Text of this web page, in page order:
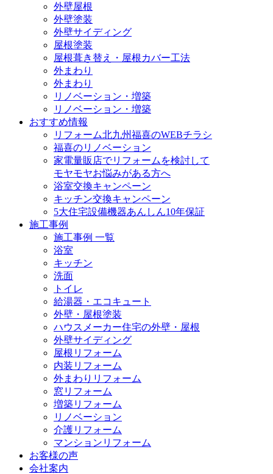
外壁屋根
外壁塗装
外壁サイディング
屋根塗装
屋根葺き替え・屋根カバー工法
外まわり
外まわり
リノベーション・増築
リノベーション・増築
おすすめ情報
リフォーム北九州福喜のWEBチラシ
福喜のリノベーション
家電量販店でリフォームを検討して
モヤモヤお悩みがある方へ
浴室交換キャンペーン
キッチン交換キャンペーン
5大住宅設備機器あんしん10年保証
施工事例
施工事例 一覧
浴室
キッチン
洗面
トイレ
給湯器・エコキュート
外壁・屋根塗装
ハウスメーカー住宅の外壁・屋根
外壁サイディング
屋根リフォーム
内装リフォーム
外まわりリフォーム
窓リフォーム
増築リフォーム
リノベーション
介護リフォーム
マンションリフォーム
お客様の声
会社案内